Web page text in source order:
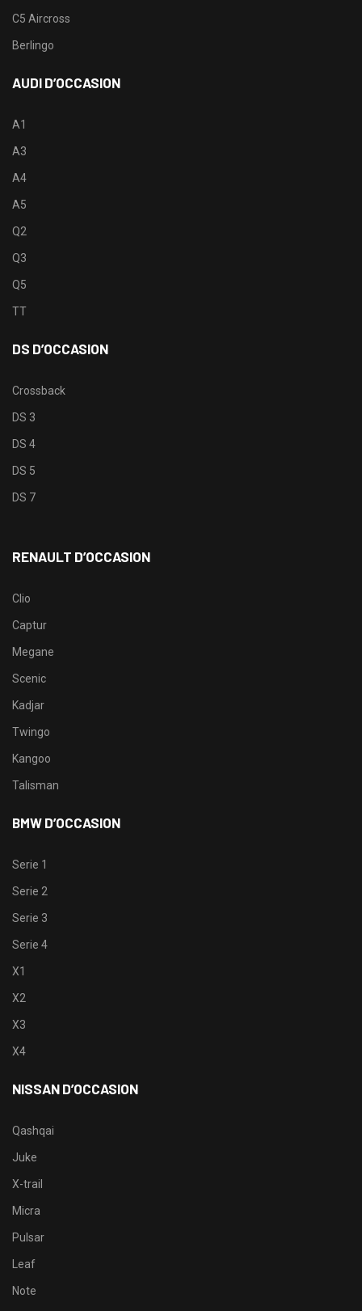
C5 Aircross
Berlingo
AUDI D’OCCASION
A1
A3
A4
A5
Q2
Q3
Q5
TT
DS D’OCCASION
Crossback
DS 3
DS 4
DS 5
DS 7
RENAULT D’OCCASION
Clio
Captur
Megane
Scenic
Kadjar
Twingo
Kangoo
Talisman
BMW D’OCCASION
Serie 1
Serie 2
Serie 3
Serie 4
X1
X2
X3
X4
NISSAN D’OCCASION
Qashqai
Juke
X-trail
Micra
Pulsar
Leaf
Note